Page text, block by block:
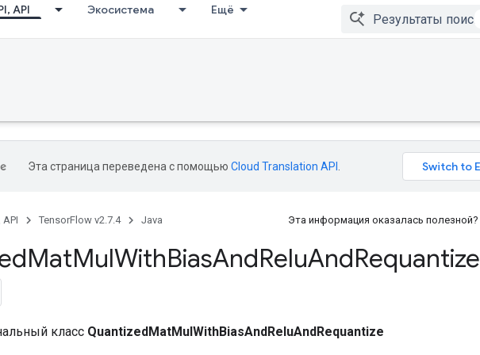
API Экосистема Ещё
Эта страница переведена с помощью Cloud Translation API
API TensorFlow v2.7.4 Java Эта информация оказалась полезной?
MatMulWithBiasAndReluAndRequantize
класс QuantizedMatMulWithBiasAndReluAndRequantize